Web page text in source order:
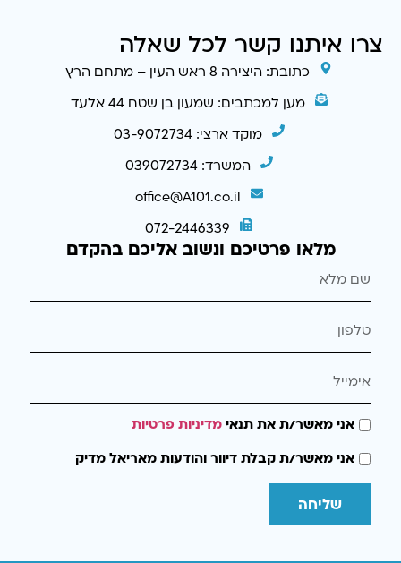
צרו איתנו קשר לכל שאלה
כתובת: היצירה 8 ראש העין – מתחם הרץ
מען למכתבים: שמעון בן שטח 44 אלעד
מוקד ארצי: 03-9072734
המשרד: 039072734
office@A101.co.il
072-2446339
מלאו פרטיכם ונשוב אליכם בהקדם
אני מאשר/ת את תנאימדיניות פרטיות
אני מאשר/ת קבלת דיוור והודעות מאריאל מדיק
שליחה